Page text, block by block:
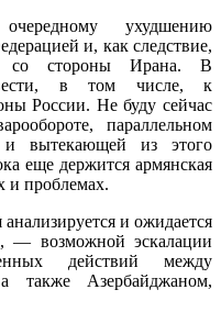
ухудшению
и, как следствие,
со стороны Ирана. В
в том числе, к
России. Не буду сейчас
параллельном
и вытекающей из этого
еще держится армянская
и проблемах.
и ожидается
— возможной эскалации
действий между
также Азербайджаном,